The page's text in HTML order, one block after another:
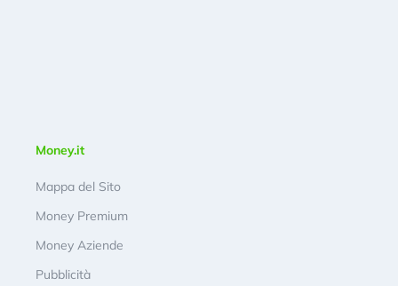
Money.it
Mappa del Sito
Money Premium
Money Aziende
Pubblicità